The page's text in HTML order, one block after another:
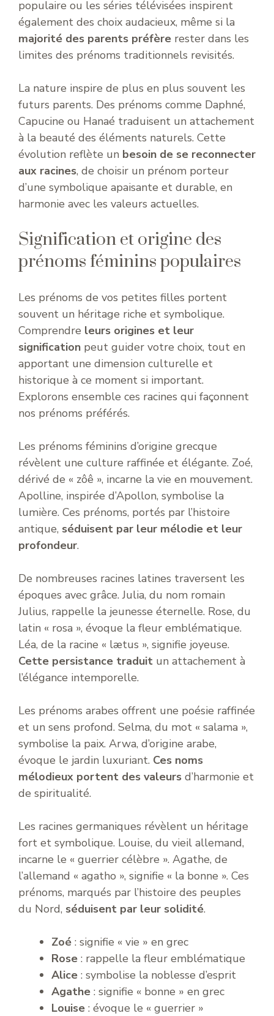
populaire ou les séries télévisées inspirent
également des choix audacieux, même si la
majorité des parents préfère rester dans les
limites des prénoms traditionnels revisités.
La nature inspire de plus en plus souvent les
futurs parents. Des prénoms comme Daphné,
Capucine ou Hanaé traduisent un attachement
à la beauté des éléments naturels. Cette
évolution reflète un besoin de se reconnecter
aux racines, de choisir un prénom porteur
d’une symbolique apaisante et durable, en
harmonie avec les valeurs actuelles.
Signification et origine des
prénoms féminins populaires
Les prénoms de vos petites filles portent
souvent un héritage riche et symbolique.
Comprendre leurs origines et leur
signification peut guider votre choix, tout en
apportant une dimension culturelle et
historique à ce moment si important.
Explorons ensemble ces racines qui façonnent
nos prénoms préférés.
Les prénoms féminins d’origine grecque
révèlent une culture raffinée et élégante. Zoé,
dérivé de « zôê », incarne la vie en mouvement.
Apolline, inspirée d’Apollon, symbolise la
lumière. Ces prénoms, portés par l’histoire
antique, séduisent par leur mélodie et leur
profondeur.
De nombreuses racines latines traversent les
époques avec grâce. Julia, du nom romain
Julius, rappelle la jeunesse éternelle. Rose, du
latin « rosa », évoque la fleur emblématique.
Léa, de la racine « lætus », signifie joyeuse.
Cette persistance traduit un attachement à
l’élégance intemporelle.
Les prénoms arabes offrent une poésie raffinée
et un sens profond. Selma, du mot « salama »,
symbolise la paix. Arwa, d’origine arabe,
évoque le jardin luxuriant. Ces noms
mélodieux portent des valeurs d’harmonie et
de spiritualité.
Les racines germaniques révèlent un héritage
fort et symbolique. Louise, du vieil allemand,
incarne le « guerrier célèbre ». Agathe, de
l’allemand « agatho », signifie « la bonne ». Ces
prénoms, marqués par l’histoire des peuples
du Nord, séduisent par leur solidité.
Zoé : signifie « vie » en grec
Rose : rappelle la fleur emblématique
Alice : symbolise la noblesse d’esprit
Agathe : signifie « bonne » en grec
Louise : évoque le « guerrier »